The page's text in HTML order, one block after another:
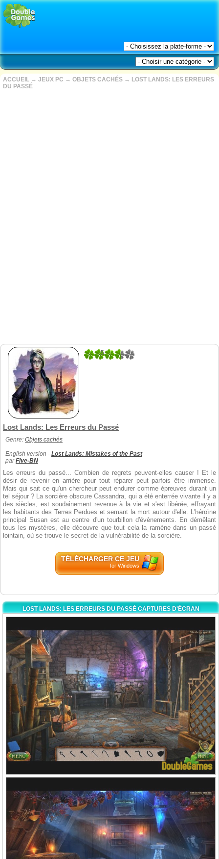
ACCUEIL → JEUX PC → OBJETS CACHÉS → LOST LANDS: LES ERREURS
DU PASSÉ
5
Lost Lands: Les Erreurs du Passé
Genre: Objets cachés
English version - Lost Lands: Mistakes of the Past
parFive-BN
Les erreurs du passé... Combien de regrets peuvent-elles causer ! Et le
désir de revenir en arrière pour tout réparer peut parfois être immense.
Mais qui sait ce qu'un chercheur peut endurer comme épreuves durant un
tel séjour ? La sorcière obscure Cassandra, qui a été enterrée vivante il y a
des siècles, est soudainement revenue à la vie et s'est libérée, effrayant
les habitants des Terres Perdues et semant la mort autour d'elle. L'héroïne
principal Susan est au centre d'un tourbillon d'évènements. En démêlant
tous les mystères, elle découvre que tout cela la ramène dans un passé
lointain, où se trouve le secret de la vulnérabilité de la sorcière.
TÉLÉCHARGER CE JEU
for Windows
LOST LANDS: LES ERREURS DU PASSÉ CAPTURES D'ÉCRAN